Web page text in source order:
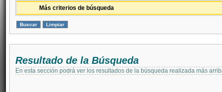
Más criterios de búsqueda
Resultado de la Búsqueda
En esta sección podrá ver los resultados de la búsqueda realizada más